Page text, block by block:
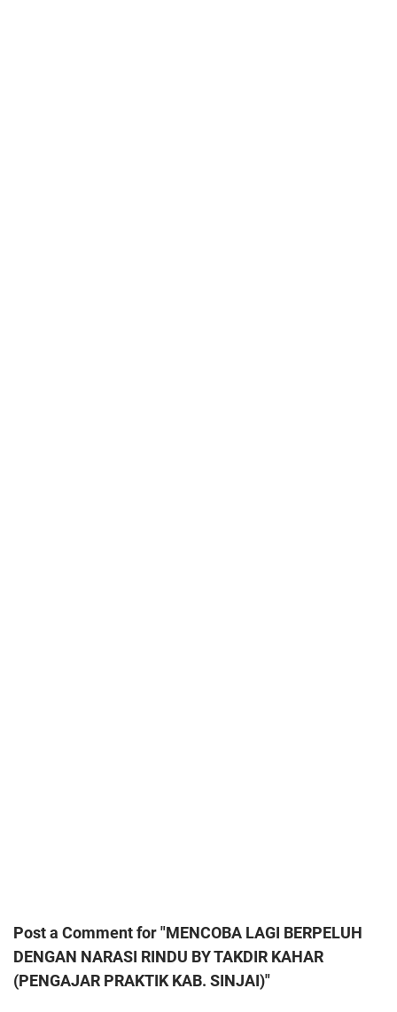
Post a Comment for "MENCOBA LAGI BERPELUH
DENGAN NARASI RINDU BY TAKDIR KAHAR
(PENGAJAR PRAKTIK KAB. SINJAI)"